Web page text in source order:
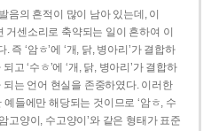
음의 흔적이 많이 남아 있는데, 이
거센소리로 축약되는 일이 흔하여 이
즉 ‘암ㅎ’에 ‘개, 닭, 병아리’가 결합하
고 ‘수ㅎ’에 ‘개, 닭, 병아리’가 결합하
되는 언어 현실을 존중하였다. 이러한
예들에만 해당되는 것이므로 ‘암ㅎ, 수
고양이, 수고양이’와 같은 형태가 표준